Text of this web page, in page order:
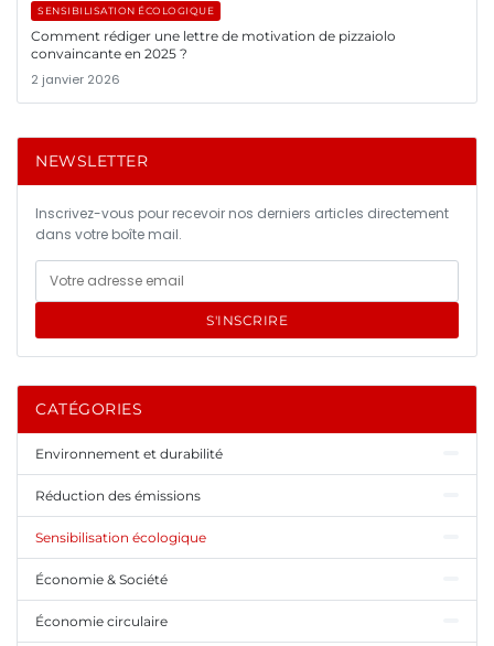
SENSIBILISATION ÉCOLOGIQUE
Comment rédiger une lettre de motivation de pizzaiolo
convaincante en 2025 ?
2 janvier 2026
NEWSLETTER
Inscrivez-vous pour recevoir nos derniers articles directement
dans votre boîte mail.
S'INSCRIRE
CATÉGORIES
Environnement et durabilité
Réduction des émissions
Sensibilisation écologique
Économie & Société
Économie circulaire